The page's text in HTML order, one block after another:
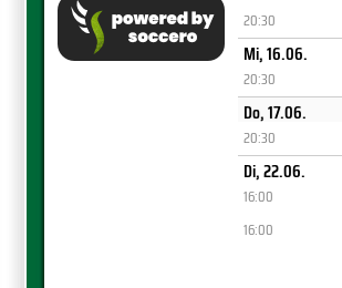
20:30
Mi, 16.06.
20:30
Do, 17.06.
20:30
Di, 22.06.
16:00
16:00